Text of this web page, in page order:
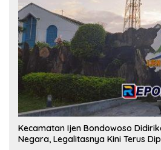
Kecamatan Ijen Bondowoso
Negara, Legalitasnya Kini Terus